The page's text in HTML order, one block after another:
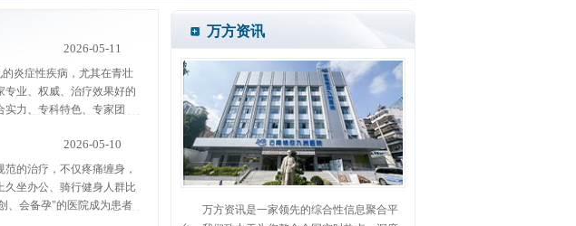
2026-05-11
炎症性疾病，尤其在青壮
业、权威、治疗效果好的
实力、专科特色、专家团
2026-05-10
的治疗，不仅疼痛缠身，
久坐办公、骑行健身人群比
、会备孕"的医院成为患者
万方资讯
万方资讯是一家领先的综合性信息聚合平